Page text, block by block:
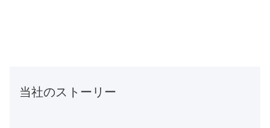
当社のストーリー